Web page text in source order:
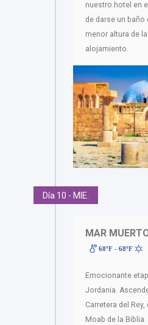
nuestro hotel en el
de darse un baño
menor altura de
alojamiento.
Día 10 - MIE.
MAR
68ºF - 68ºF
Emocionante
Jordania.
Carretera del
Moab de la